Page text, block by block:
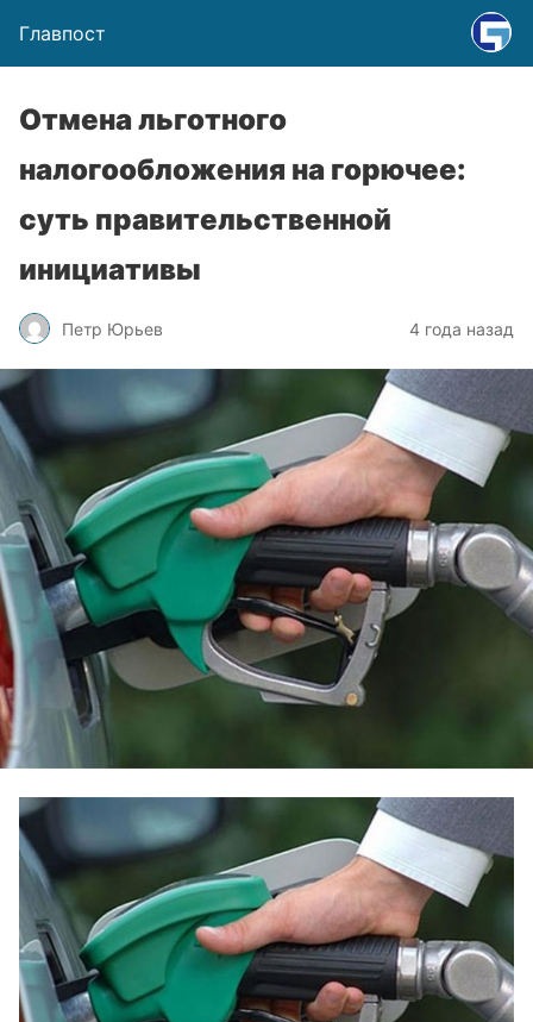
Главпост
Отмена льготного
налогообложения на горючее:
суть правительственной
инициативы
Петр Юрьев 4 года назад